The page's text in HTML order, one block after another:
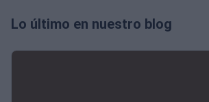
Lo último en nuestro blog